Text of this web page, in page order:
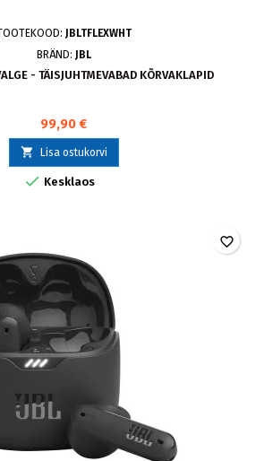
JBLTFLEXWHT
BRÄND: JBL
- TÄISJUHTMEVABAD KÕRVAKLAPID
99,90 €
 Lisa ostukorvi
 Kesklaos
favorite_border